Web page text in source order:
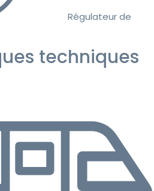
Régulateur de
techniques